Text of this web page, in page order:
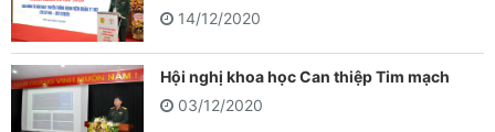
14/12/2020
Hội nghị khoa học Can thiệp Tim mạch
03/12/2020